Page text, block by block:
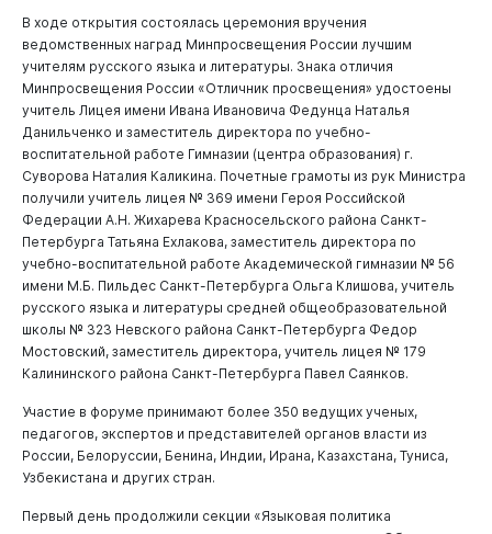
В ходе открытия состоялась церемония вручения
ведомственных наград Минпросвещения России лучшим
учителям русского языка и литературы. Знака отличия
Минпросвещения России «Отличник просвещения» удостоены
учитель Лицея имени Ивана Ивановича Федунца Наталья
Данильченко и заместитель директора по учебно-
воспитательной работе Гимназии (центра образования) г.
Суворова Наталия Каликина. Почетные грамоты из рук Министра
получили учитель лицея № 369 имени Героя Российской
Федерации А.Н. Жихарева Красносельского района Санкт-
Петербурга Татьяна Ехлакова, заместитель директора по
учебно-воспитательной работе Академической гимназии № 56
имени М.Б. Пильдес Санкт-Петербурга Ольга Клишова, учитель
русского языка и литературы средней общеобразовательной
школы № 323 Невского района Санкт-Петербурга Федор
Мостовский, заместитель директора, учитель лицея № 179
Калининского района Санкт-Петербурга Павел Саянков.
Участие в форуме принимают более 350 ведущих ученых,
педагогов, экспертов и представителей органов власти из
России, Белоруссии, Бенина, Индии, Ирана, Казахстана, Туниса,
Узбекистана и других стран.
Первый день продолжили секции «Языковая политика